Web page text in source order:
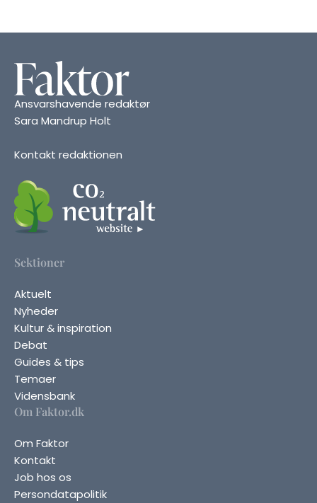
Ansvarshavende redaktør
Sara Mandrup Holt
Kontakt redaktionen
Sektioner
Aktuelt
Nyheder
Kultur & inspiration
Debat
Guides & tips
Temaer
Vidensbank
Om Faktor.dk
Om Faktor
Kontakt
Job hos os
Persondatapolitik